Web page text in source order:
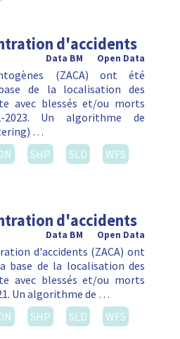
d'accidents
Open Data
Data BM
(ZACA) ont été
de la localisation des
avec blessés et/ou morts
2023. Un algorithme de
…
SHP SLD
WFS
d'accidents
Open Data
Data BM
d'accidents (ZACA) ont
base de la localisation des
avec blessés et/ou morts
Un algorithme de …
SHP SLD
WFS